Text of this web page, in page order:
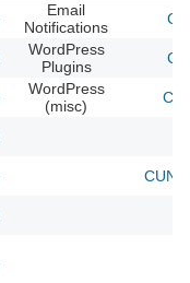
Email
Notifications
WordPress
Plugins
WordPress
(misc)